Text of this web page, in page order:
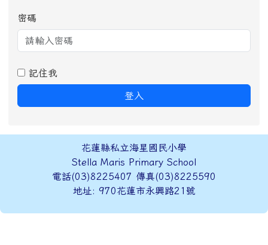
密碼
記住我
登入
頁尾區域內容花蓮縣私立海星國民小學
Stella Maris Primary School
電話(03)8225407 傳真(03)8225590
地址: 970花蓮市永興路21號